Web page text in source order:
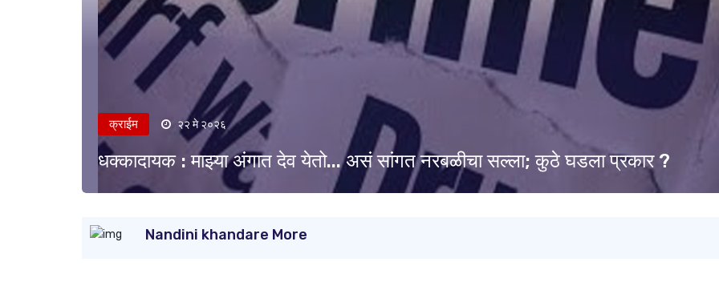
क्राईम २२ मे २०२६
धक्कादायक : माझ्या अंगात देव येतो... असं सांगत नरबळीचा सल्ला; कुठे घडला प्रकार ?
Nandini khandare More